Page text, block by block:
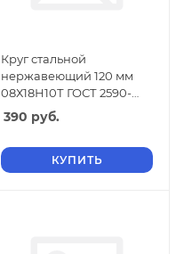
Круг стальной
нержавеющий 120 мм
08Х18Н10Т ГОСТ 2590-
2006
390 руб.
КУПИТЬ